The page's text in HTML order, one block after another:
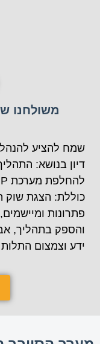
משולחנו
שמח להציע
דיון בנושא:
פתרונות
והספק בתהליך,
ידע וצמצום